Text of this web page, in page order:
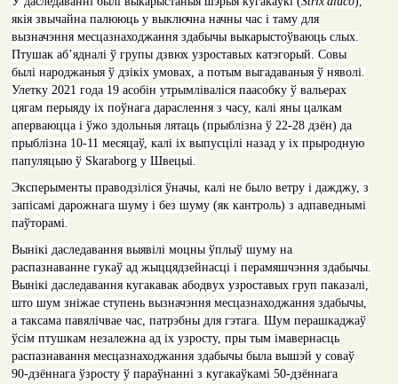
якія звычайна палююць у выключна начны час і таму для
вызначэння месцазнаходжання здабычы выкарыстоўваюць слых.
Птушак аб’ядналі ў групы дзвюх узроставых катэгорый. Совы
былі народжаныя ў дзікіх умовах, а потым выгадаваныя ў няволі.
Улетку 2021 года 19 асобін утрымліваліся паасобку ў вальерах
цягам перыяду іх поўнага дараслення з часу, калі яны цалкам
аперваюцца і ўжо здольныя лятаць (прыблізна ў 22-28 дзён) да
прыблізна 10-11 месяцаў, калі іх выпусцілі назад у іх прыродную
папуляцыю ў Skaraborg у Швецыі.
Эксперыменты праводзіліся ўначы, калі не было ветру і дажджу, з
запісамі дарожнага шуму і без шуму (як кантроль) з адпаведнымі
паўторамі.
Вынікі даследавання выявілі моцны ўплыў шуму на
распазнаванне гукаў ад жыццядзейнасці і перамяшчэння здабычы.
Вынікі даследавання кугакавак абодвух узроставых груп паказалі,
што шум зніжае ступень вызначэння месцазнаходжання здабычы,
а таксама павялічвае час, патрэбны для гэтага. Шум перашкаджаў
ўсім птушкам незалежна ад іх узросту, пры тым імавернасць
распазнавання месцазнаходжання здабычы была вышэй у соваў
90-дзённага ўзросту ў параўнанні з кугакаўкамі 50-дзённага